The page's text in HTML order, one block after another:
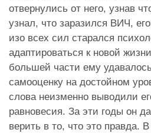
отвернулись от него, узнав
узнал, что заразился ВИЧ,
изо всех сил старался
адаптироваться к новой
большей части ему
самооценку на достойном
слова неизменно выводили
равновесия. За эти годы он
верить в то, что это правда.